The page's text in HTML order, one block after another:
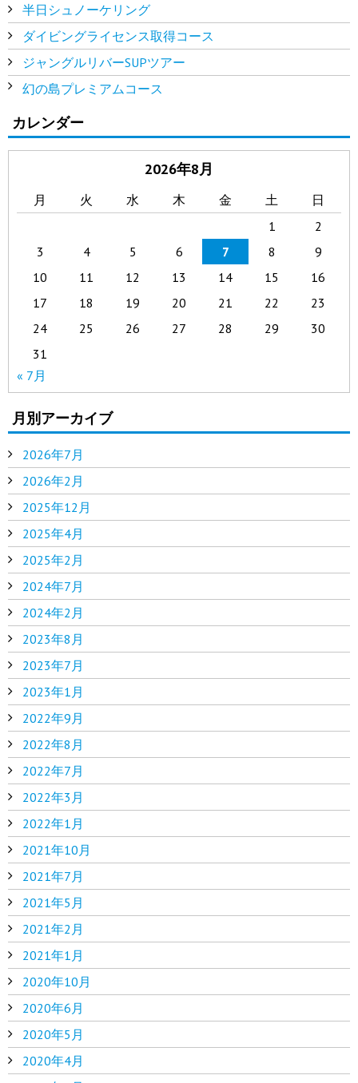
半日シュノーケリング
ダイビングライセンス取得コース
ジャングルリバーSUPツアー
幻の島プレミアムコース
カレンダー
2026年8月
月 火 水 木 金 土
日
1
2
3
4 5 6 7 8
9
10
11 12 13 14 15
16
17
18 19 20 21 22
23
24
25 26 27 28 29
30
31
« 7月
月別アーカイブ
2026年7月
2026年2月
2025年12月
2025年4月
2025年2月
2024年7月
2024年2月
2023年8月
2023年7月
2023年1月
2022年9月
2022年8月
2022年7月
2022年3月
2022年1月
2021年10月
2021年7月
2021年5月
2021年2月
2021年1月
2020年10月
2020年6月
2020年5月
2020年4月